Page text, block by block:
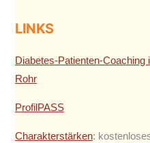
LINKS
Diabetes-Patienten-Coaching
Rohr
ProfilPASS
Charakterstärken: